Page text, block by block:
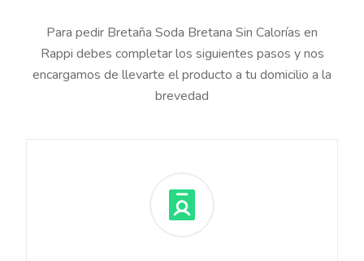
Para pedir Bretaña Soda Bretana Sin Calorías en
Rappi debes completar los siguientes pasos y nos
encargamos de llevarte el producto a tu domicilio a la
brevedad